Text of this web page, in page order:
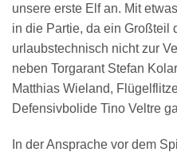
unsere erste Elf an. Mit
in die Partie, da ein Großteil
urlaubstechnisch nicht zur
neben Torgarant Stefan
Matthias Wieland,
Defensivbolide Tino Veltre
In der Ansprache vor dem